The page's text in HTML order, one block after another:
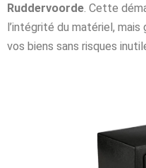
Ruddervoorde. Cette
l’intégrité du matériel,
vos biens sans risques